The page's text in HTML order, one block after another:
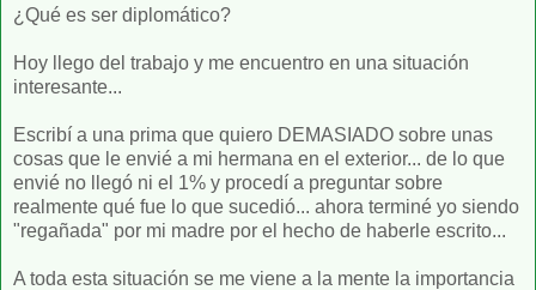
¿Qué es ser diplomático?
Hoy llego del trabajo y me encuentro en una situación
interesante...
Escribí a una prima que quiero DEMASIADO sobre unas
cosas que le envié a mi hermana en el exterior... de lo que
envié no llegó ni el 1% y procedí a preguntar sobre
realmente qué fue lo que sucedió... ahora terminé yo siendo
"regañada" por mi madre por el hecho de haberle escrito...
A toda esta situación se me viene a la mente la importancia